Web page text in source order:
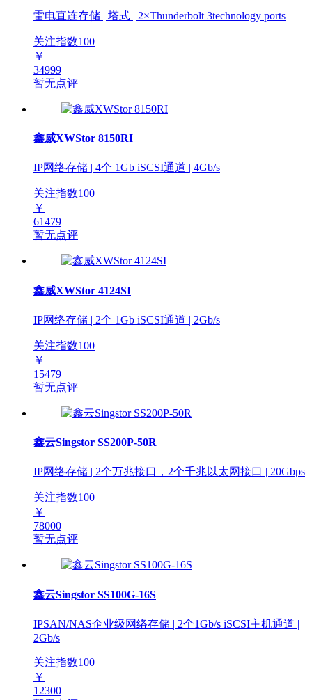
雷电直连存储 | 塔式 | 2×Thunderbolt 3technology ports
关注指数100
￥
34999
暂无点评
鑫威XWStor 8150RI
IP网络存储 | 4个 1Gb iSCSI通道 | 4Gb/s
关注指数100
￥
61479
暂无点评
鑫威XWStor 4124SI
IP网络存储 | 2个 1Gb iSCSI通道 | 2Gb/s
关注指数100
￥
15479
暂无点评
鑫云Singstor SS200P-50R
IP网络存储 | 2个万兆接口，2个千兆以太网接口 | 20Gbps
关注指数100
￥
78000
暂无点评
鑫云Singstor SS100G-16S
IPSAN/NAS企业级网络存储 | 2个1Gb/s iSCSI主机通道 |
2Gb/s
关注指数100
￥
12300